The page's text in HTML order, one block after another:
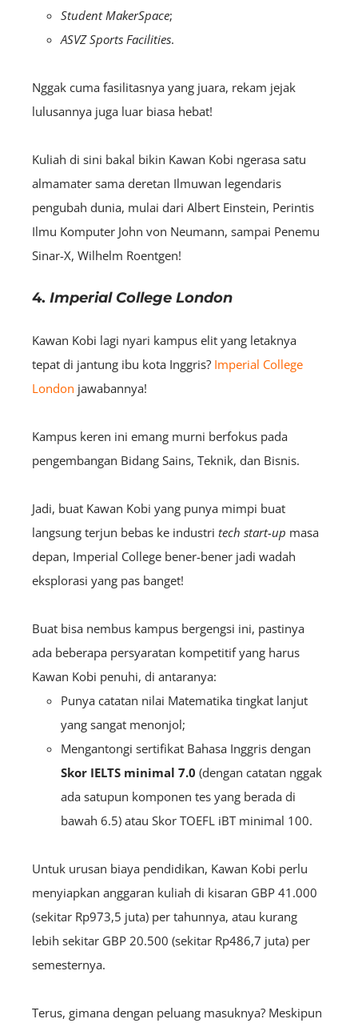
Student MakerSpace;
ASVZ Sports Facilities.
Nggak cuma fasilitasnya yang juara, rekam jejak
lulusannya juga luar biasa hebat!
Kuliah di sini bakal bikin Kawan Kobi ngerasa satu
almamater sama deretan Ilmuwan legendaris
pengubah dunia, mulai dari Albert Einstein, Perintis
Ilmu Komputer John von Neumann, sampai Penemu
Sinar-X, Wilhelm Roentgen!
4. Imperial College London
Kawan Kobi lagi nyari kampus elit yang letaknya
tepat di jantung ibu kota Inggris? Imperial College
London jawabannya!
Kampus keren ini emang murni berfokus pada
pengembangan Bidang Sains, Teknik, dan Bisnis.
Jadi, buat Kawan Kobi yang punya mimpi buat
langsung terjun bebas ke industri tech start-up masa
depan, Imperial College bener-bener jadi wadah
eksplorasi yang pas banget!
Buat bisa nembus kampus bergengsi ini, pastinya
ada beberapa persyaratan kompetitif yang harus
Kawan Kobi penuhi, di antaranya:
Punya catatan nilai Matematika tingkat lanjut
yang sangat menonjol;
Mengantongi sertifikat Bahasa Inggris dengan
Skor IELTS minimal 7.0 (dengan catatan nggak
ada satupun komponen tes yang berada di
bawah 6.5) atau Skor TOEFL iBT minimal 100.
Untuk urusan biaya pendidikan, Kawan Kobi perlu
menyiapkan anggaran kuliah di kisaran GBP 41.000
(sekitar Rp973,5 juta) per tahunnya, atau kurang
lebih sekitar GBP 20.500 (sekitar Rp486,7 juta) per
semesternya.
Terus, gimana dengan peluang masuknya? Meskipun